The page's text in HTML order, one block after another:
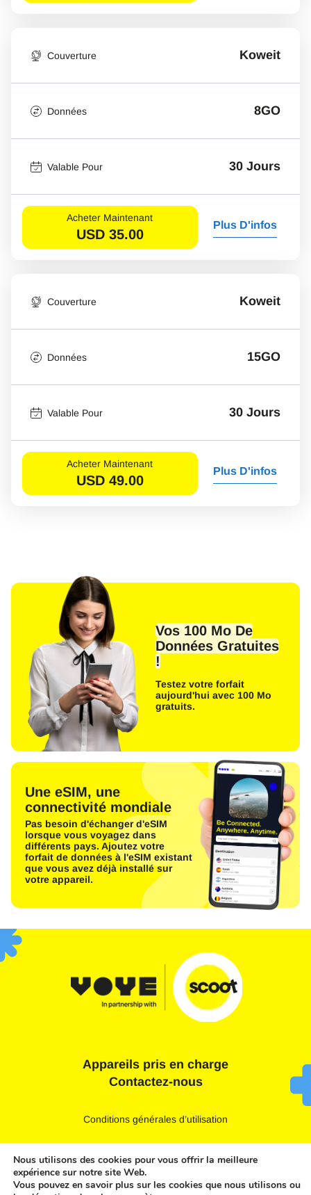
Couverture Koweit
Données 8GO
Valable Pour 30 Jours
Acheter Maintenant
USD 35.00
Plus D'infos
Couverture Koweit
Données 15GO
Valable Pour 30 Jours
Acheter Maintenant
USD 49.00
Plus D'infos
Vos 100 Mo De
Données Gratuites
!
Testez votre forfait
aujourd'hui avec 100 Mo
gratuits.
Une eSIM, une
connectivité mondiale
Pas besoin d'échanger d'eSIM
lorsque vous voyagez dans
différents pays. Ajoutez votre
forfait de données à l'eSIM existant
que vous avez déjà installé sur
votre appareil.
Appareils pris en charge
Contactez-nous
Conditions générales d’utilisation
Politique en matière de cookies
Nous utilisons des cookies pour vous offrir la meilleure
expérience sur notre site Web.
Vous pouvez en savoir plus sur les cookies que nous utilisons ou